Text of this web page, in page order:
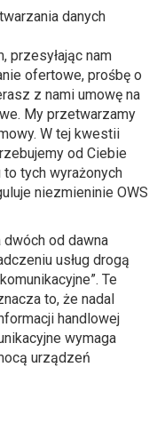
danych
przesyłając nam
ofertowe, prośbę o
z nami umowę na
My przetwarzamy
W tej kwestii
od Ciebie
tych wyrażonych
niezmieninie OWS
dwóch od dawna
usług drogą
Te
to, że nadal
handlowej
wymaga
urządzeń